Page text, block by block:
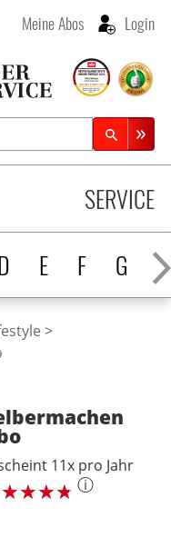
Meine Abos Login
E F G H
SERVICE
11x pro Jahr
ⓘ